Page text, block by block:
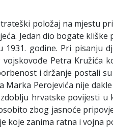
položaj na mjestu
Jedan dio bogate
1931. godine. Pri pisanju
vojskovođe Petra Kružića
i držanje postali
Marka Perojevića nije
hrvatske povijesti u
zbog jasnoće
koje zanima ratna i vojna